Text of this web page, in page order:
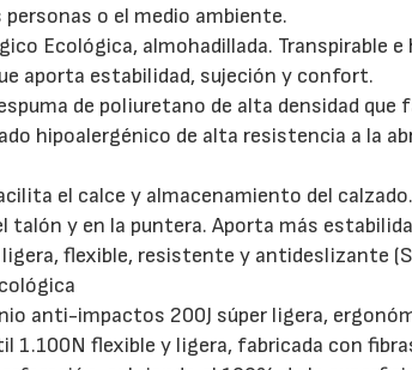
o el medio ambiente.
Ecológica, almohadillada. Transpirable
aporta estabilidad, sujeción y confort.
de poliuretano de alta densidad que
hipoalergénico de alta resistencia a la
el calce y almacenamiento del calzado.
talón y en la puntera. Aporta más
ligera, flexible, resistente y antideslizante
anti-impactos 200J súper ligera,
flexible y ligera, fabricada con